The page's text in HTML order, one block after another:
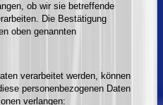
ob wir sie betreffende
Die Bestätigung
oben genannten
verarbeitet werden, können
personenbezogenen Daten
verlangen: